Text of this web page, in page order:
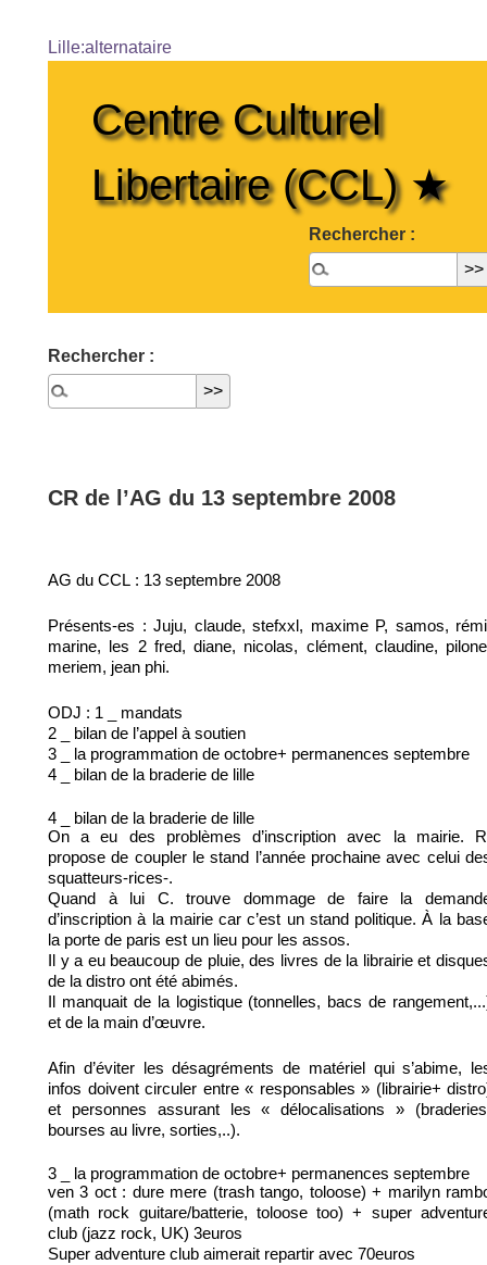
Lille:alternataire
Centre Culturel
Libertaire (CCL) ★
Rechercher :
Rechercher :
CR de l’AG du 13 septembre 2008
AG du CCL : 13 septembre 2008
Présents-es : Juju, claude, stefxxl, maxime P, samos,
marine, les 2 fred, diane, nicolas, clément, claudine,
meriem, jean phi.
ODJ : 1 _ mandats
2 _ bilan de l’appel à soutien
3 _ la programmation de octobre+ permanences septembre
4 _ bilan de la braderie de lille
4 _ bilan de la braderie de lille
On a eu des problèmes d’inscription avec la mairie.
propose de coupler le stand l’année prochaine avec celui
squatteurs-rices-.
Quand à lui C. trouve dommage de faire la
d’inscription à la mairie car c’est un stand politique. À la
la porte de paris est un lieu pour les assos.
Il y a eu beaucoup de pluie, des livres de la librairie et
de la distro ont été abimés.
Il manquait de la logistique (tonnelles, bacs de
et de la main d’œuvre.
Afin d’éviter les désagréments de matériel qui s’abime,
infos doivent circuler entre « responsables » (librairie+
et personnes assurant les « délocalisations »
bourses au livre, sorties,..).
3 _ la programmation de octobre+ permanences septembre
ven 3 oct : dure mere (trash tango, toloose) + marilyn
(math rock guitare/batterie, toloose too) + super
club (jazz rock, UK) 3euros
Super adventure club aimerait repartir avec 70euros